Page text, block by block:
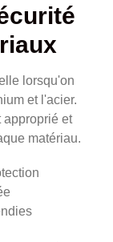
lorsqu'on
et l'acier.
approprié et
matériau.